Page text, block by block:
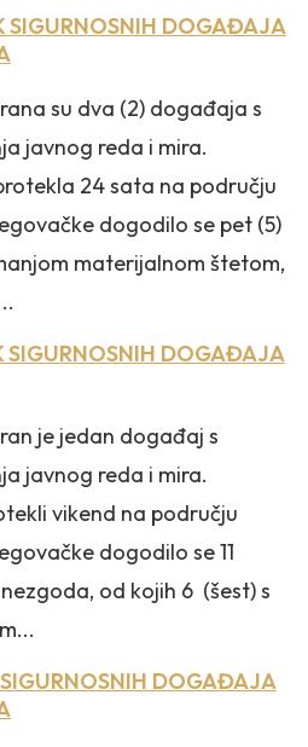
DOGAĐAJA
su dva (2) događaja s
javnog reda i mira.
24 sata na području
dogodilo se pet (5)
materijalnom štetom,
DOGAĐAJA
je jedan događaj s
javnog reda i mira.
vikend na području
dogodilo se 11
od kojih 6 (šest) s
DOGAĐAJA